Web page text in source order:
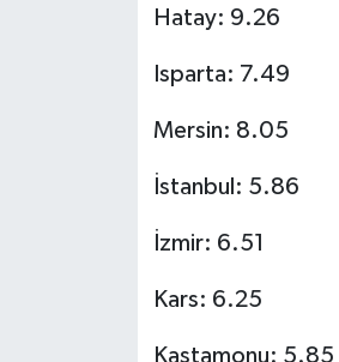
Hatay: 9.26
Isparta: 7.49
Mersin: 8.05
İstanbul: 5.86
İzmir: 6.51
Kars: 6.25
Kastamonu: 5.85